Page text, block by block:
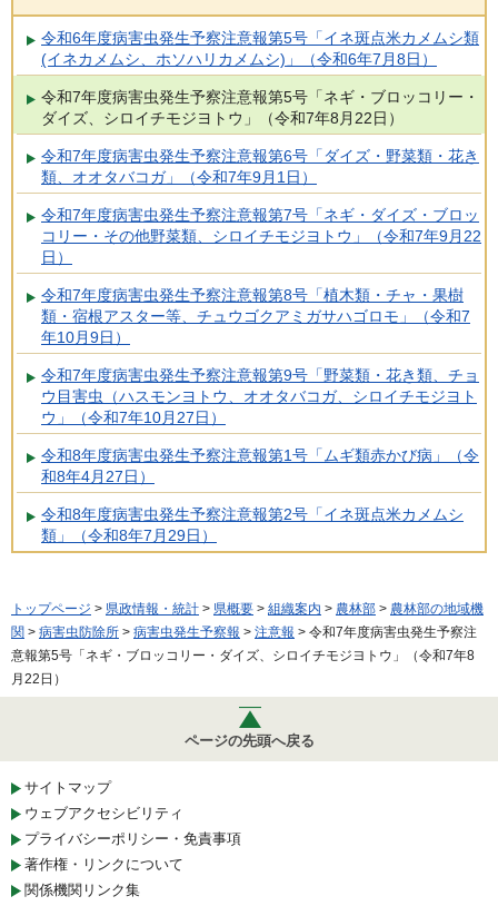
令和6年度病害虫発生予察注意報第5号「イネ斑点米カメムシ類
(イネカメムシ、ホソハリカメムシ)」（令和6年7月8日）
令和7年度病害虫発生予察注意報第5号「ネギ・ブロッコリー・
ダイズ、シロイチモジヨトウ」（令和7年8月22日）
令和7年度病害虫発生予察注意報第6号「ダイズ・野菜類・花き
類、オオタバコガ」（令和7年9月1日）
令和7年度病害虫発生予察注意報第7号「ネギ・ダイズ・ブロッ
コリー・その他野菜類、シロイチモジヨトウ」（令和7年9月22
日）
令和7年度病害虫発生予察注意報第8号「植木類・チャ・果樹
類・宿根アスター等、チュウゴクアミガサハゴロモ」（令和7
年10月9日）
令和7年度病害虫発生予察注意報第9号「野菜類・花き類、チョ
ウ目害虫（ハスモンヨトウ、オオタバコガ、シロイチモジヨト
ウ」（令和7年10月27日）
令和8年度病害虫発生予察注意報第1号「ムギ類赤かび病」（令
和8年4月27日）
令和8年度病害虫発生予察注意報第2号「イネ斑点米カメムシ
類」（令和8年7月29日）
トップページ > 県政情報・統計 > 県概要 > 組織案内 > 農林部 > 農林部の地域機
関 > 病害虫防除所 > 病害虫発生予察報 > 注意報 > 令和7年度病害虫発生予察注
意報第5号「ネギ・ブロッコリー・ダイズ、シロイチモジヨトウ」（令和7年8
月22日）
ページの先頭へ戻る
サイトマップ
ウェブアクセシビリティ
プライバシーポリシー・免責事項
著作権・リンクについて
関係機関リンク集